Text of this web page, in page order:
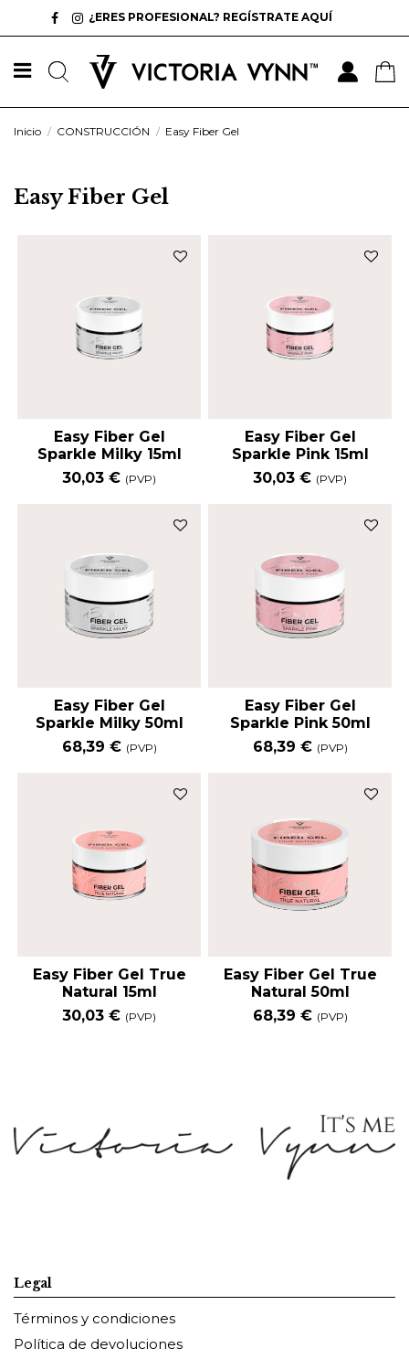
¿ERES PROFESIONAL? REGÍSTRATE AQUÍ
Inicio CONSTRUCCIÓN Easy Fiber Gel
Easy Fiber Gel
Easy Fiber Gel
Sparkle Milky 15ml
30,03 € (PVP)
Easy Fiber Gel
Sparkle Pink 15ml
30,03 € (PVP)
Easy Fiber Gel
Sparkle Milky 50ml
68,39 € (PVP)
Easy Fiber Gel
Sparkle Pink 50ml
68,39 € (PVP)
Easy Fiber Gel True
Natural 15ml
30,03 € (PVP)
Easy Fiber Gel True
Natural 50ml
68,39 € (PVP)
Legal
Términos y condiciones
Política de devoluciones